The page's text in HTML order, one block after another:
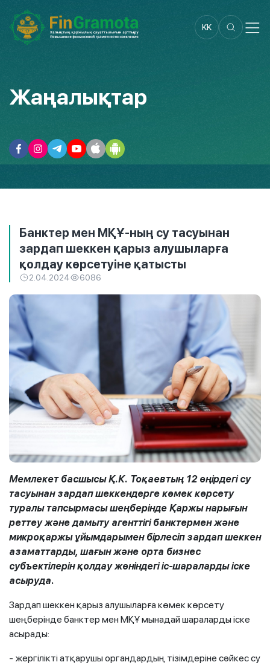
KK
Жаңалықтар
Банктер мен МҚҰ-ның су тасуынан
зардап шеккен қарыз алушыларға
қолдау көрсетуіне қатысты
2.04.2024 6086
Мемлекет басшысы Қ.К. Тоқаевтың 12 өңірдегі су
тасуынан зардап шеккендерге көмек көрсету
туралы тапсырмасы шеңберінде Қаржы нарығын
реттеу және дамыту агенттігі банктермен және
микроқаржы ұйымдарымен бірлесіп зардап шеккен
азаматтарды, шағын және орта бизнес
субъектілерін қолдау жөніндегі іс-шараларды іске
асыруда.
Зардап шеккен қарыз алушыларға көмек көрсету
шеңберінде банктер мен МҚҰ мынадай шараларды іске
асырады:
- жергілікті атқарушы органдардың тізімдеріне сәйкес су